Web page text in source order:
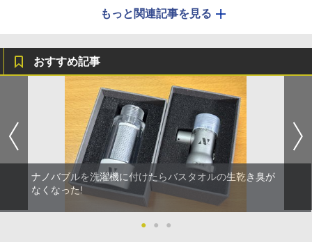
もっと関連記事を見る
おすすめ記事
ナノバブルを洗濯機に付けたらバスタオルの生乾き臭が
なくなった!
● ● ●